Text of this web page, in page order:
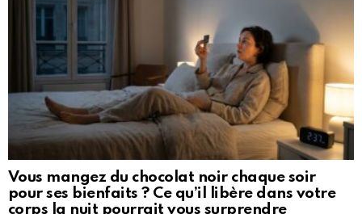
Vous mangez du chocolat noir chaque soir
pour ses bienfaits ? Ce qu’il libère dans votre
corps la nuit pourrait vous surprendre